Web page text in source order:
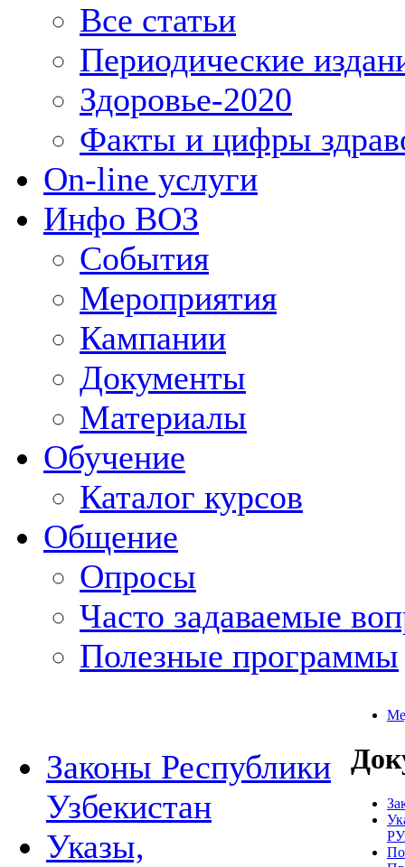
Все статьи
Периодические
Здоровье-2020
Факты и цифры
On-line услуги
Инфо ВОЗ
События
Мероприятия
Кампании
Документы
Материалы
Обучение
Каталог курсов
Общение
Опросы
Часто задаваемые
Полезные программы
Законы Республики
Узбекистан
Указы,